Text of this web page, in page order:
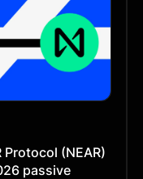
Protocol (NEAR)
passive